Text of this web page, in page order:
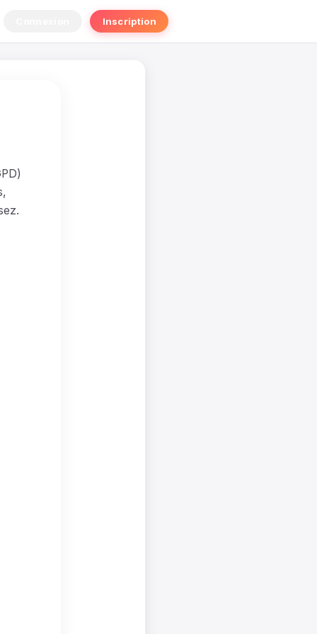
Inscription